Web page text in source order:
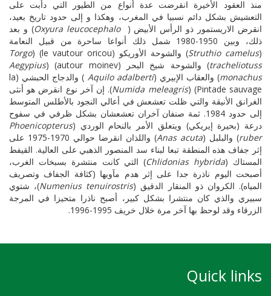
منذ العقود الأخيرة انقرضت عدة أنواع من الطيور التي دأبت على
التعشيش بشكل دائم نسبيا في المغرب، وهكذا و إلى حدود تاريخ بعيد،
انقرض الاريستمور ذو الرأس الأبيض ( Oxyura leucocephalo
) و بعد
ذلك، وبين 1950-1980
شمل ذلك أنواعا ساحرة من قبيل النعامة
(
Struthio camelus) والشوحة الأوريكو (
le vautour oricou
)
(
Torgo
s
tracheliotus
) والشوحة شيخ البحر (v
autour moine
) (
Aegypius
monachus) والعقاب الإبيري (Aquilo adalberti
) والدجاج الحبشي (
la
Pintade sauvage
) (
Numida meleagris
). إن آخر نوع انقرض هو أنثى
الغرانق الأنيقة والتي ظلت تعشعش في أعالي النجود بالأطلس المتوسط
إلى حدود 1984. ثمة صنفان آخران تعشعشان بشكل ظرفي في سفوح
درعة (بحيرة إيريكي) ويتعلق الأمر بالنحام الوردي (Phoenicopterus
ruber) والبلبل (Anas acuta) واللذان انقرضا حوالي 1970-1975
على
إثر جفاف هذه المنطقة تبعا لبناء سد المنصور الذهبي على العالية. القيفط
المستاك (Chlidonias hybrida) التي كانت منتشرة بسبخات الغرب،
أصبحت اليوم ناذرة جدا على إثر هدم مآويها (كثافة الجفاف وتصريف
المياه). الكروان ذو المنقار الدقيق (Numenius tenuirostris)، شتوي
سبيري والذي كان منتشرا بشكل كبير، أصبح ناذرا متحيزا في المرجة
الزرقاء وقد لوحظ بها آخر مرة خلال خريف 1995-1996
.
Quick links